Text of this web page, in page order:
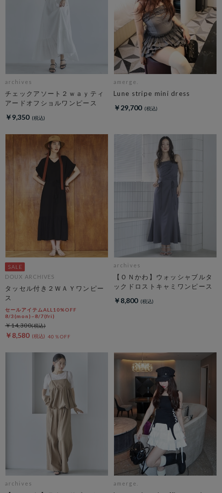
archives
チェックアソート２ｗａｙティ
アードオフショルワンピース
￥9,350
amerge.
Lune stripe mini dress
￥29,700
DOUX ARCHIVES
タッセル付き２ＷＡＹワンピー
ス
セールアイテムALL10%OFF
8/3(mon)~8/7(fri)
￥8,580 40％OFF
￥14,300
archives
【ＯＮかわ】ウォッシャブルタ
ックドロストキャミワンピース
￥8,800
archives amerge.